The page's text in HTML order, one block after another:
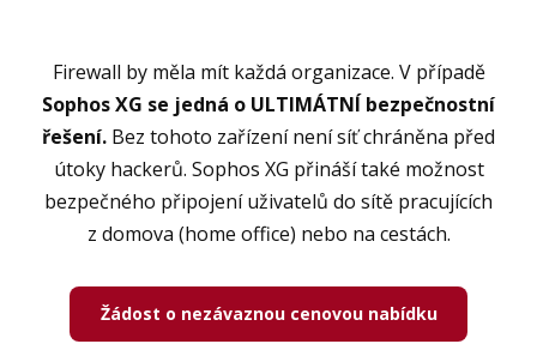
Firewall by měla mít každá organizace. V případě
Sophos XG se jedná o ULTIMÁTNÍ bezpečnostní
řešení. Bez tohoto zařízení není síť chráněna před
útoky hackerů. Sophos XG přináší také možnost
bezpečného připojení uživatelů do sítě pracujících
z domova (home office) nebo na cestách.
Žádost o nezávaznou cenovou nabídku